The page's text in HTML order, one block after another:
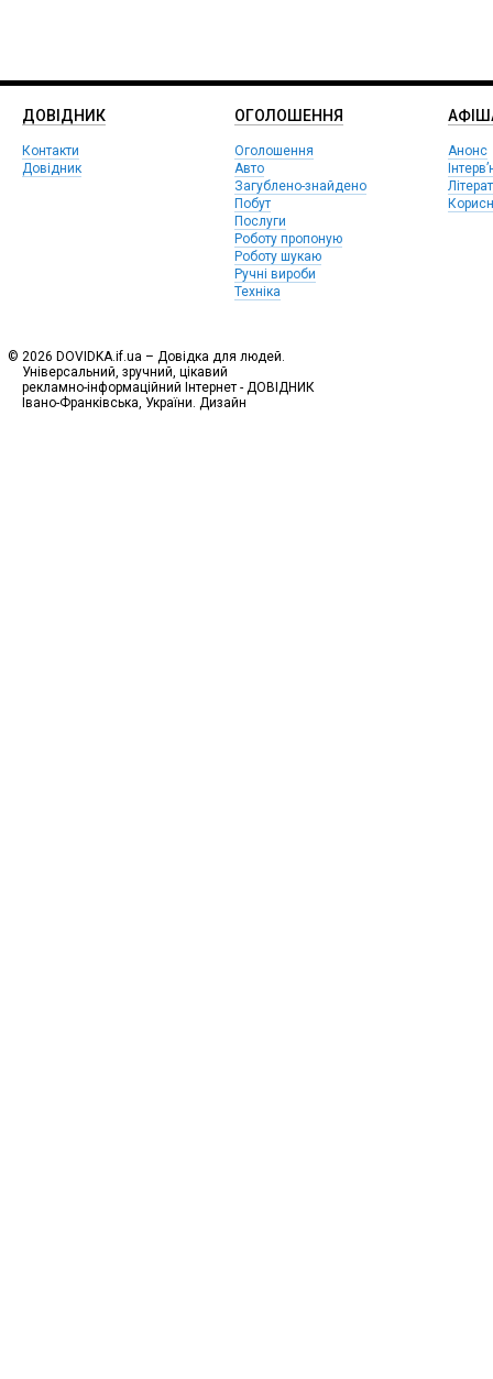
ДОВІДНИК
Контакти
Довідник
ОГОЛОШЕННЯ
Оголошення
Авто
Загублено-знайдено
Побут
Послуги
Роботу пропоную
Роботу шукаю
Ручні вироби
Техніка
Анонс
© 2026 DOVIDKA.if.ua – Довідка для людей.
Універсальний, зручний, цікавий
рекламно-інформаційний Інтернет - ДОВІДНИК
Івано-Франківська, України. Дизайн